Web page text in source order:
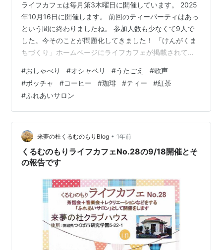
ライフカフェは毎月第3木曜日に開催しています。 2025
年10月16日に開催します。 前回のティーパーティはあっ
という間に終わりましたね。 参加人数も少なくて9人で
した。今そのことが問題化してきました！ 「けんがくま
ちづくり」ホームページにライフカフェが掲載されてい
と、登録団体の一覧がけんがく地区のボランティア活動
団体として表示されます。 サロンとあり「くるむのもり
ライフカフェ・とふぃの音楽サロン」をタップするとそ
のページが開きます。 サロンとあり「くるむのもりライ
フカフェ・とふぃの音楽サロン」をタップするとそのペ
ージが開きます。 ＜ライフカ…
#おしゃべり #オシャベリ #うたごえ #歌声
#ボッチャ #コーヒー #珈琲 #ティー #紅茶
#ふれあいサロン
来夢の杜くるむのもりBlog • 1年前
くるむのもりライフカフェNo.28の9/18開催とそ
の報告です